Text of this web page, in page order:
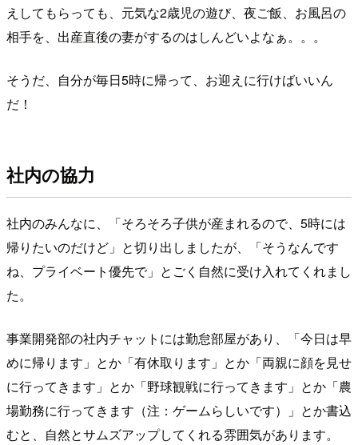
えしてもらっても、元気な2歳児の遊び、夜ご飯、お風呂の
相手を、出産直後の妻がするのはしんどいよなぁ。。。
そうだ、自分が毎日5時に帰って、お迎えに行けばいいん
だ！
社内の協力
社内のみんなに、「そろそろ子供が産まれるので、5時には
帰りたいのだけど」と切り出しましたが、「そうなんです
ね、プライベート優先で」とごく自然に受け入れてくれまし
た。
事業開発部の社内チャットには勤怠部屋があり、「今日は早
めに帰ります」とか「有休取ります」とか「両親に顔を見せ
に行ってきます」とか「野球観戦に行ってきます」とか「農
場勤務に行ってきます（注：ゲームらしいです）」とか書込
むと、自然とサムズアップしてくれる雰囲気があります。